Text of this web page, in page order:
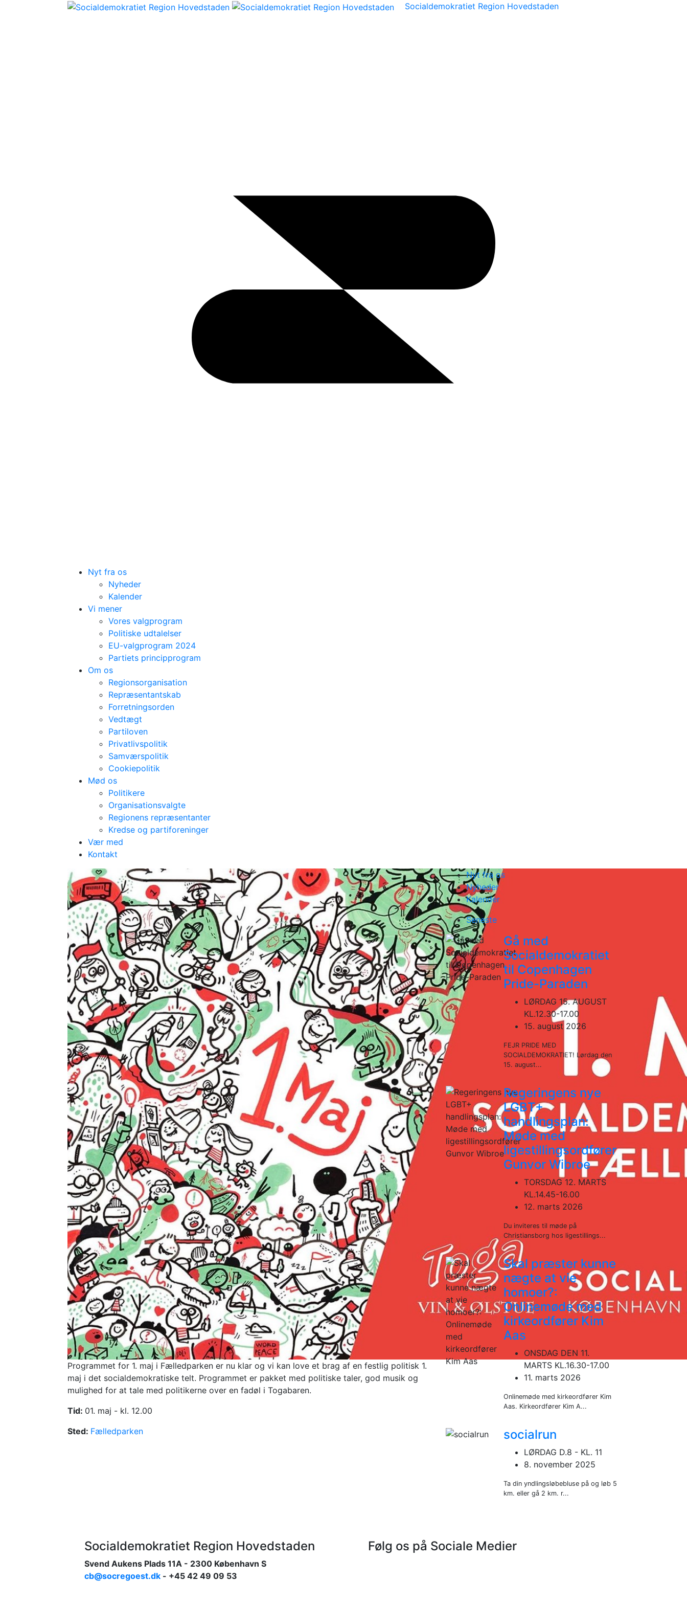
Socialdemokratiet Region Hovedstaden
Nyt fra os
Nyheder
Kalender
Vi mener
Vores valgprogram
Politiske udtalelser
EU-valgprogram 2024
Partiets principprogram
Om os
Regionsorganisation
Repræsentantskab
Forretningsorden
Vedtægt
Partiloven
Privatlivspolitik
Samværspolitik
Cookiepolitik
Mød os
Politikere
Organisationsvalgte
Regionens repræsentanter
Kredse og partiforeninger
Vær med
Kontakt
1. maj Socialdemokrater i Fælledparken
Programmet for 1. maj i Fælledparken er nu klar og vi kan love et brag af en festlig politisk 1.
maj i det socialdemokratiske telt. Programmet er pakket med politiske taler, god musik og
mulighed for at tale med politikerne over en fadøl i Togabaren.
Tid: 01. maj - kl. 12.00
Sted: Fælledparken
Nyt fra os
Nyheder
Kalender
Seneste
Gå med
Socialdemokratiet
til Copenhagen
Pride-Paraden
LØRDAG 15. AUGUST
KL.12.30-17.00
15. august 2026
FEJR PRIDE MED
SOCIALDEMOKRATIET! Lørdag den
15. august...
Regeringens nye
LGBT+
handlingsplan:
Møde med
ligestillingsordfører
Gunvor Wibroe
TORSDAG 12. MARTS
KL.14.45-16.00
12. marts 2026
Du inviteres til møde på
Christiansborg hos ligestillings...
Skal præster kunne
nægte at vie
homoer?:
Onlinemøde med
kirkeordfører Kim
Aas
ONSDAG DEN 11.
MARTS KL.16.30-17.00
11. marts 2026
Onlinemøde med kirkeordfører Kim
Aas. Kirkeordfører Kim A...
socialrun
LØRDAG D.8 - KL. 11
8. november 2025
Ta din yndlingsløbebluse på og løb 5
km. eller gå 2 km. r...
Socialdemokratiet Region Hovedstaden
Svend Aukens Plads 11A - 2300 København S
cb@socregoest.dk - +45 42 49 09 53
Følg os på Sociale Medier